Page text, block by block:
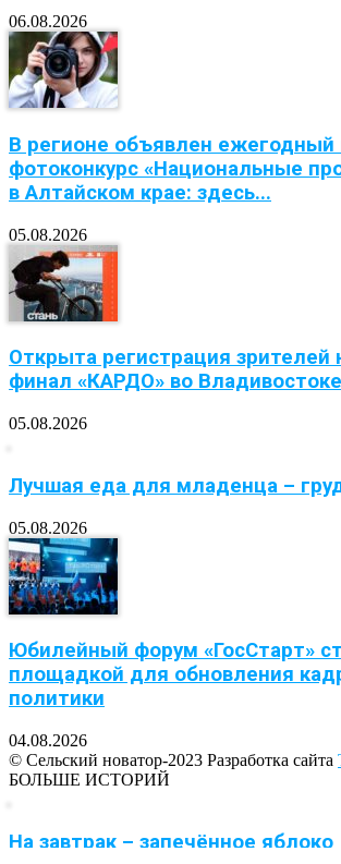
06.08.2026
В регионе объявлен ежегодный
фотоконкурс «Национальные
в Алтайском крае: здесь...
05.08.2026
Открыта регистрация зрителей
финал «КАРДО» во Владивостоке
05.08.2026
Лучшая еда для младенца –
05.08.2026
Юбилейный форум «ГосСтарт»
площадкой для обновления
политики
04.08.2026
© Сельский новатор-2023 Разработка сайта
БОЛЬШЕ ИСТОРИЙ
На завтрак – запечённое яблоко